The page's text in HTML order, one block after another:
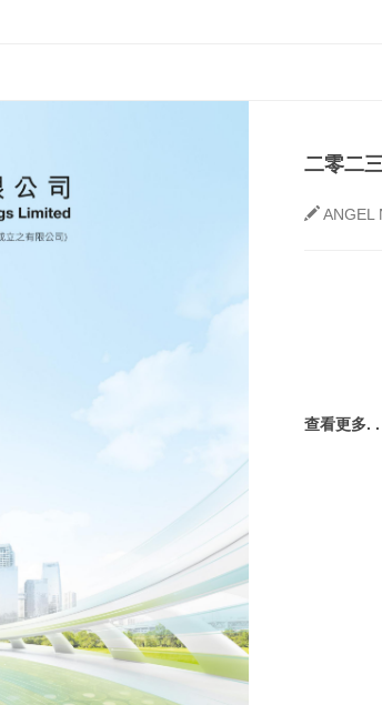
二零二
ANGEL
查看更多. .